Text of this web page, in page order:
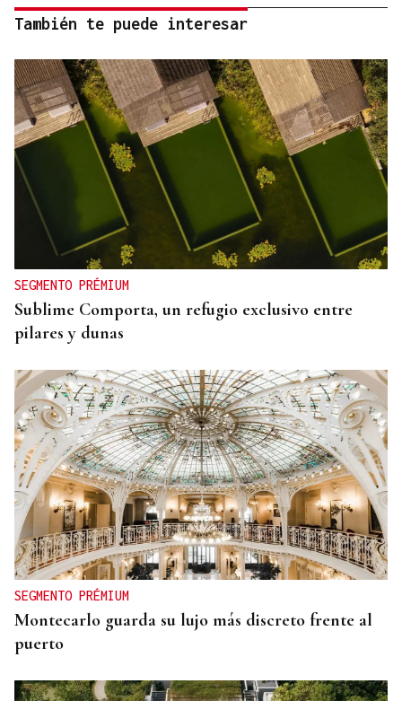
También te puede interesar
SEGMENTO PRÉMIUM
Sublime Comporta, un refugio exclusivo entre
pilares y dunas
SEGMENTO PRÉMIUM
Montecarlo guarda su lujo más discreto frente al
puerto